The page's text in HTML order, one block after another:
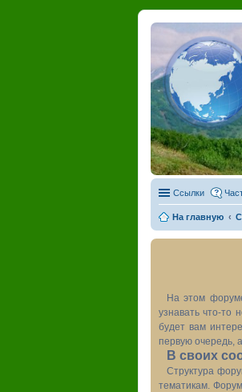
Ссылки
На главную
На этом
узнавать что-то
будет вам
первую очередь,
В своих
Структура
тематикам.